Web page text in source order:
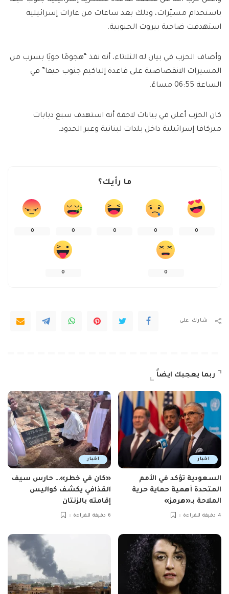
باستخدام مسيّرات، وذلك بعد ساعات من غارات إسرائيلية
استهدفت ضاحية بيروت الجنوبية.
وأضاف الحزب في بيان له الثلاثاء، أنه نفذ “هجومًا جويًا بسرب من
المسيرات الانقضاضية على قاعدة إلياكيم جنوب حيفا” في
الساعة 06:55 مساءً.
كان الحزب أعلن في بيانات لاحقة أنه استهدف سبع دبابات
ميركافا إسرائيلية داخل بلدات لبنانية وعبر الحدود.
ما رأيك؟
0
0
0
0
0
0
0
شارك على
ربما يعجبك ايضاً
اخبار
السعودية تؤكد في الأمم
المتحدة أهمية حماية حرية
الملاحة بـ«هرمز»
4 دقيقة للقراءة
اخبار
«كان في خطر»… حارس سيف
القذافي يكشف كواليس
إقامته بالزنتان
6 دقيقة للقراءة